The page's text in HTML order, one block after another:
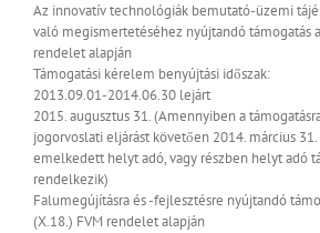
Az innovatív technológiák bemutató-üzemi
való megismertetéséhez nyújtandó támogatás
rendelet alapján
Támogatási kérelem benyújtási időszak:
2013.09.01-2014.06.30 lejárt
2015. augusztus 31. (Amennyiben a
jogorvoslati eljárást követően 2014. március
emelkedett helyt adó, vagy részben helyt adó
rendelkezik)
Falumegújításra és -fejlesztésre nyújtandó
(X.18.) FVM rendelet alapján